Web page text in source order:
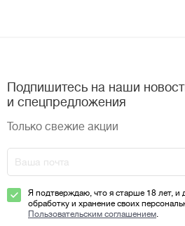
Подпишитесь на наши
и спецпредложения
Только свежие акции
Я подтверждаю, что я старше 18 лет, и
обработку и хранение своих
Пользовательским соглашением.